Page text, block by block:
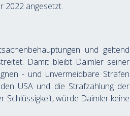
2022 angesetzt.
und geltend
Damit bleibt Daimler seiner
- und unvermeidbare Strafen
USA und die Strafzahlung der
würde Daimler keine